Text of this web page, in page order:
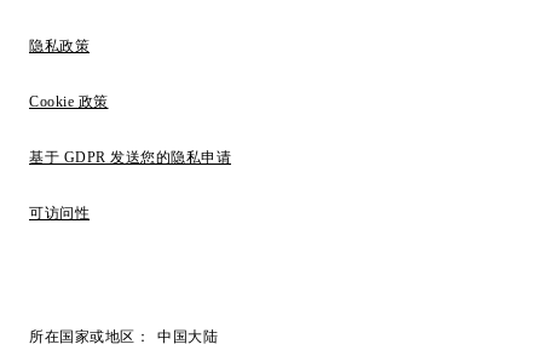
隐私政策
Cookie 政策
基于 GDPR 发送您的隐私申请
可访问性
所在国家或地区： 中国大陆